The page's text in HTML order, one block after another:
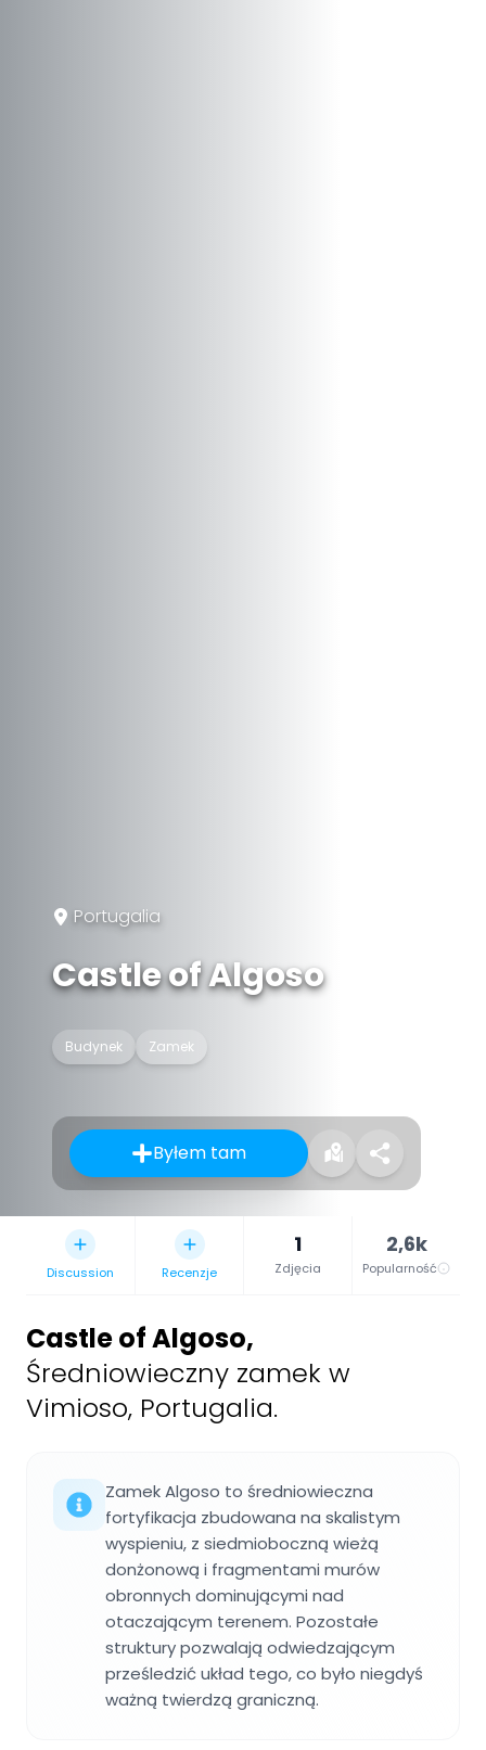
Portugalia
Castle of Algoso
Budynek Zamek
Byłem tam
Discussion Recenzje
1
Zdjęcia
2,6k
Popularność
Castle of Algoso,
Średniowieczny zamek w
Vimioso, Portugalia.
Zamek Algoso to średniowieczna
fortyfikacja zbudowana na skalistym
wyspieniu, z siedmioboczną wieżą
donżonową i fragmentami murów
obronnych dominującymi nad
otaczającym terenem. Pozostałe
struktury pozwalają odwiedzającym
prześledzić układ tego, co było niegdyś
ważną twierdzą graniczną.